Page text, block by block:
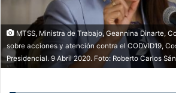
MTSS, Ministra de Trabajo, Geannina Dinarte,
sobre acciones y atención contra el CODVID19,
Presidencial. 9 Abril 2020. Foto: Roberto Carlos